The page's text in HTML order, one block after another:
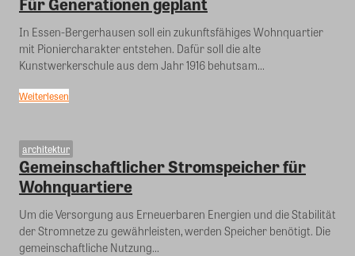
In Essen-Bergerhausen soll ein zukunftsfähiges Wohnquartier
mit Pioniercharakter entstehen. Dafür soll die alte
Kunstwerkerschule aus dem Jahr 1916 behutsam...
Weiterlesen
architektur
Gemeinschaftlicher Stromspeicher für
Wohnquartiere
Um die Versorgung aus Erneuerbaren Energien und die Stabilität
der Stromnetze zu gewährleisten, werden Speicher benötigt. Die
gemeinschaftliche Nutzung...